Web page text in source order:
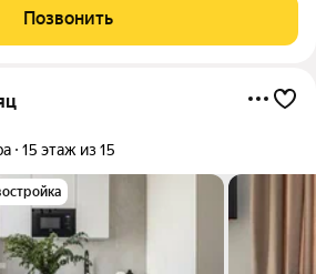
По условиям проживания: без детей,
Позвонить
15 этаж из 15